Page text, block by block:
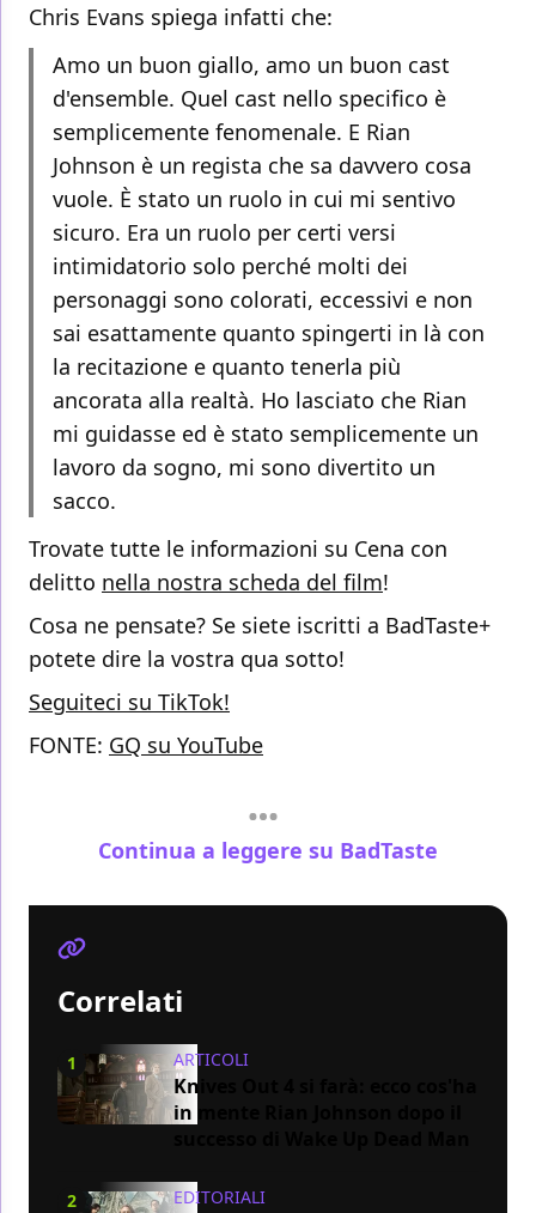
Chris Evans spiega infatti che:
Amo un buon giallo, amo un buon cast
d'ensemble. Quel cast nello specifico è
semplicemente fenomenale. E Rian
Johnson è un regista che sa davvero cosa
vuole. È stato un ruolo in cui mi sentivo
sicuro. Era un ruolo per certi versi
intimidatorio solo perché molti dei
personaggi sono colorati, eccessivi e non
sai esattamente quanto spingerti in là con
la recitazione e quanto tenerla più
ancorata alla realtà. Ho lasciato che Rian
mi guidasse ed è stato semplicemente un
lavoro da sogno, mi sono divertito un
sacco.
Trovate tutte le informazioni su Cena con
delitto nella nostra scheda del film!
Cosa ne pensate? Se siete iscritti a BadTaste+
potete dire la vostra qua sotto!
Seguiteci su TikTok!
FONTE: GQ su YouTube
Continua a leggere su BadTaste
Correlati
1 ARTICOLI
Knives Out 4 si farà: ecco cos'ha
in mente Rian Johnson dopo il
2 EDITORIALI